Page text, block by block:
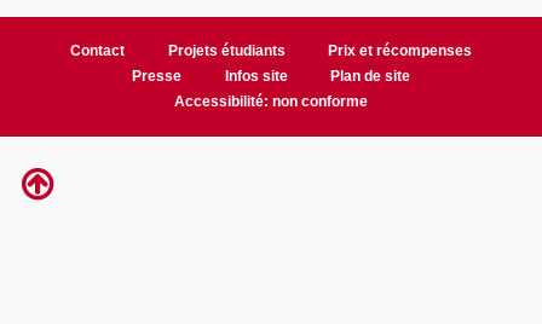
Contact Projets étudiants
Prix et récompenses
Presse
Infos site
Plan de site
Accessibilité: non conforme